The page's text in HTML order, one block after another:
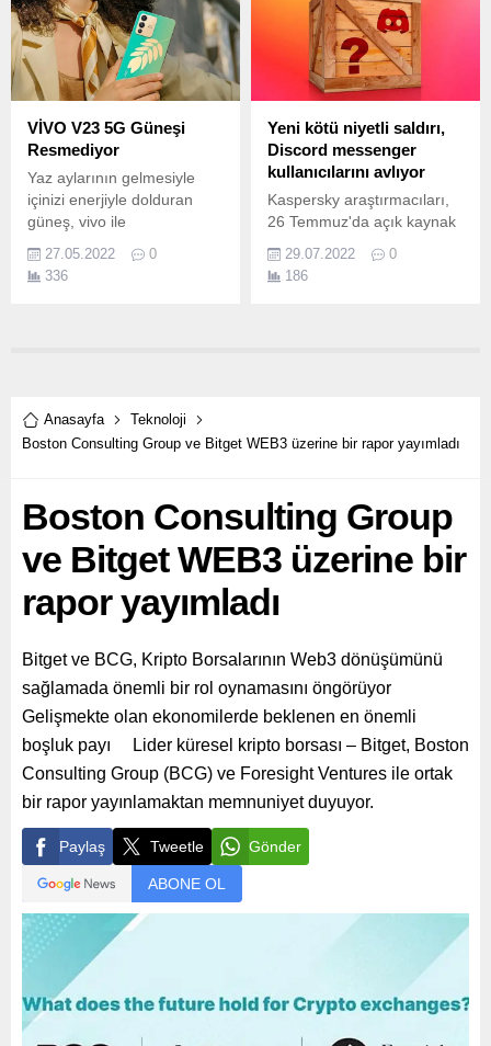
geçen gün daha çok ihtiyaç
duyulan enerjiye erişimin
kolaylaştırılmasına dair
geliştirdikleri “paylaşımlı
enerji ağı” hizmetlerini
MAG’a anlattı.
VİVO V23 5G Güneşi
Resmediyor
Yaz aylarının gelmesiyle
içinizi enerjiyle dolduran
güneş, vivo ile
katıyor.
27.05.2022
0
336
Yeni kötü niyetli saldırı,
Discord messenger
kullanıcılarını avlıyor
Kaspersky araştırmacıları,
26 Temmuz'da açık kaynak
otomatik sistemi kullanan
LofyLife adlı kötü niyetli bir
29.07.2022
0
186
Anasayfa
Teknoloji
Boston Consulting Group ve Bitget WEB3 üzerine bir rapor yayımladı
Boston Consulting Group
ve Bitget WEB3 üzerine bir
rapor yayımladı
Bitget ve BCG, Kripto Borsalarının Web3 dönüşümünü
sağlamada önemli bir rol oynamasını öngörüyor
Gelişmekte olan ekonomilerde beklenen en önemli
boşluk payı Lider küresel kripto borsası – Bitget, Boston
Consulting Group (BCG) ve Foresight Ventures ile ortak
bir rapor yayınlamaktan memnuniyet duyuyor.
Paylaş Tweetle Gönder
ABONE OL